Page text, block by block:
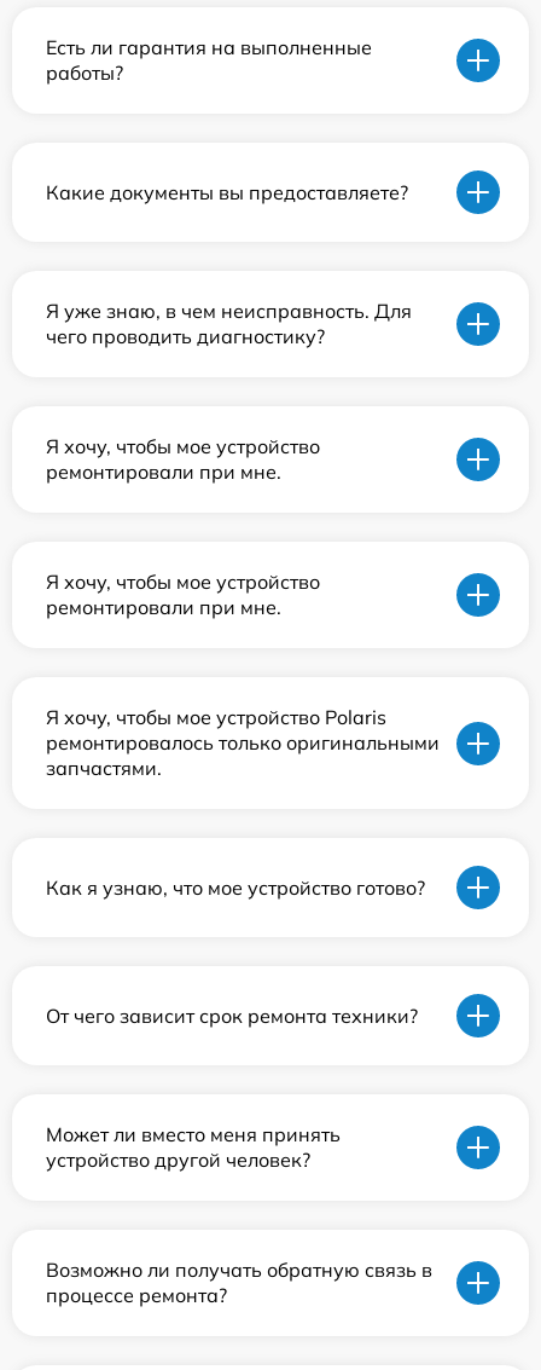
Есть ли гарантия на выполненные
работы?
Какие документы вы предоставляете?
Я уже знаю, в чем неисправность. Для
чего проводить диагностику?
Я хочу, чтобы мое устройство
ремонтировали при мне.
Я хочу, чтобы мое устройство
ремонтировали при мне.
Я хочу, чтобы мое устройство Polaris
ремонтировалось только оригинальными
запчастями.
Как я узнаю, что мое устройство готово?
От чего зависит срок ремонта техники?
Может ли вместо меня принять
устройство другой человек?
Возможно ли получать обратную связь в
процессе ремонта?